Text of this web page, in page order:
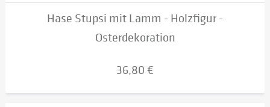
Hase Stupsi mit Lamm - Holzfigur -
Osterdekoration
36,80 €